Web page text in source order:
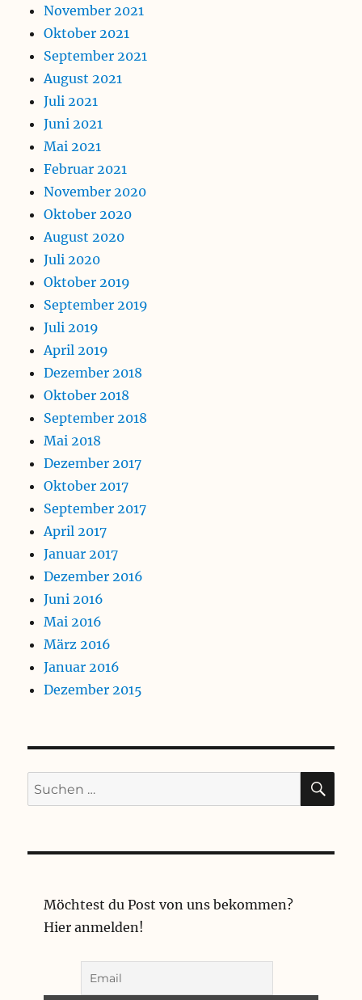
November 2021
Oktober 2021
September 2021
August 2021
Juli 2021
Juni 2021
Mai 2021
Februar 2021
November 2020
Oktober 2020
August 2020
Juli 2020
Oktober 2019
September 2019
Juli 2019
April 2019
Dezember 2018
Oktober 2018
September 2018
Mai 2018
Dezember 2017
Oktober 2017
September 2017
April 2017
Januar 2017
Dezember 2016
Juni 2016
Mai 2016
März 2016
Januar 2016
Dezember 2015
Suchen
nach:
Möchtest du Post von uns bekommen?
Hier anmelden!